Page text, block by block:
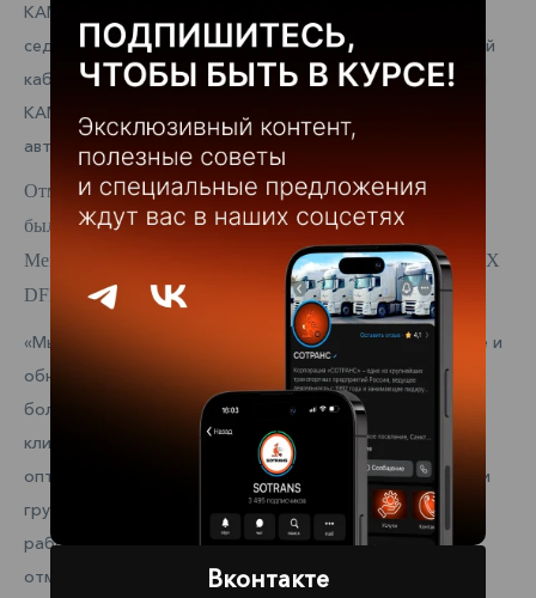
КАМАЗ 54901 поколения К5 – это магистральный
седельный тягач линейки пятого поколения, оснащенный
кабиной большого размера, новым рядным двигателем
КАМАЗ Р6 мощностью 450-550 л.с. и 12-ступенчатой
автоматизированной коробкой передач ZF Traxon.
Отметим, что в 2024 году автопарк «ФТК «СОТРАНС»
был пополнен на 220 тягачей: в работу были введены
Mercedes-Benz Actros 1848, КАМАЗ 54901 иDongfeng
GX
DFH4180.
«Мы продолжим инвестировать средства в расширение и
обновление нашего автопарка, чтобы обеспечить еще
более эффективную и надежную логистику для наших
клиентов. Увеличение количества тягачей позволит нам
оптимизировать маршруты и сократить время доставки
грузов. Это особенно важно для наших клиентов,
работающих в сфере электронной коммерции», –
отмечает исполнительный директор «Федеральной
Вконтакте